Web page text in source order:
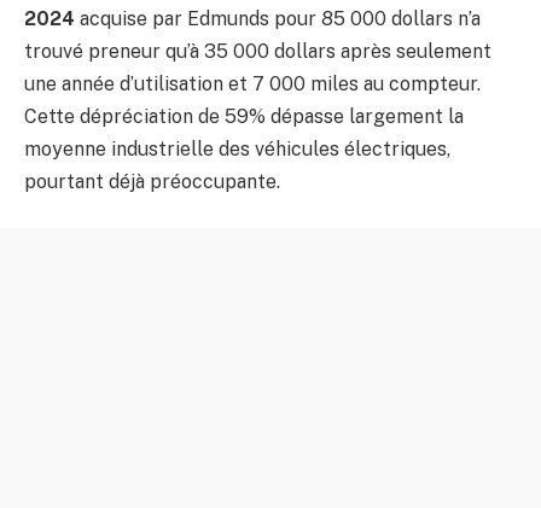
2024 acquise par Edmunds pour 85 000 dollars n’a
trouvé preneur qu’à 35 000 dollars après seulement
une année d’utilisation et 7 000 miles au compteur.
Cette dépréciation de 59% dépasse largement la
moyenne industrielle des véhicules électriques,
pourtant déjà préoccupante.